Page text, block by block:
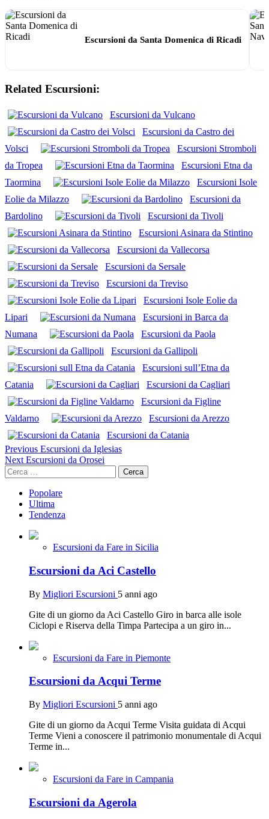
Escursioni da Santa Domenica di Ricadi
Related Escursioni:
Escursioni da Vulcano
Escursioni da Castro dei
Volsci
Escursioni Stromboli
da Tropea
Escursioni Etna da
Taormina
Escursioni Isole
Eolie da Milazzo
Escursioni da
Bardolino
Escursioni da Tivoli
Escursioni Asinara da Stintino
Escursioni da Vallecorsa
Escursioni da Sersale
Escursioni da Treviso
Escursioni Isole Eolie da
Lipari
Escursioni in Barca da
Numana
Escursioni da Paola
Escursioni da Gallipoli
Escursioni sull’Etna da
Catania
Escursioni da Cagliari
Escursioni da Figline
Valdarno
Escursioni da Arezzo
Escursioni da Catania
Continue
Reading
Previous Escursioni da Iglesias
Next Escursioni da Orosei
Ricerca
per:
Popolare
Ultima
Tendenza
Escursioni da Fare in Sicilia
Escursioni da Aci Castello
By Migliori Escursioni 5 anni ago
Gite di un giorno da Aci Castello Giro in barca alle isole
Ciclopi e Riserva della Timpa Partecipa a un giro in...
Escursioni da Fare in Piemonte
Escursioni da Acqui Terme
By Migliori Escursioni 5 anni ago
Gite di un giorno da Acqui Terme Visita guidata di Acqui
Terme Vieni a conoscere il patrimonio monumentale di Acqui
Terme in...
Escursioni da Fare in Campania
Escursioni da Agerola